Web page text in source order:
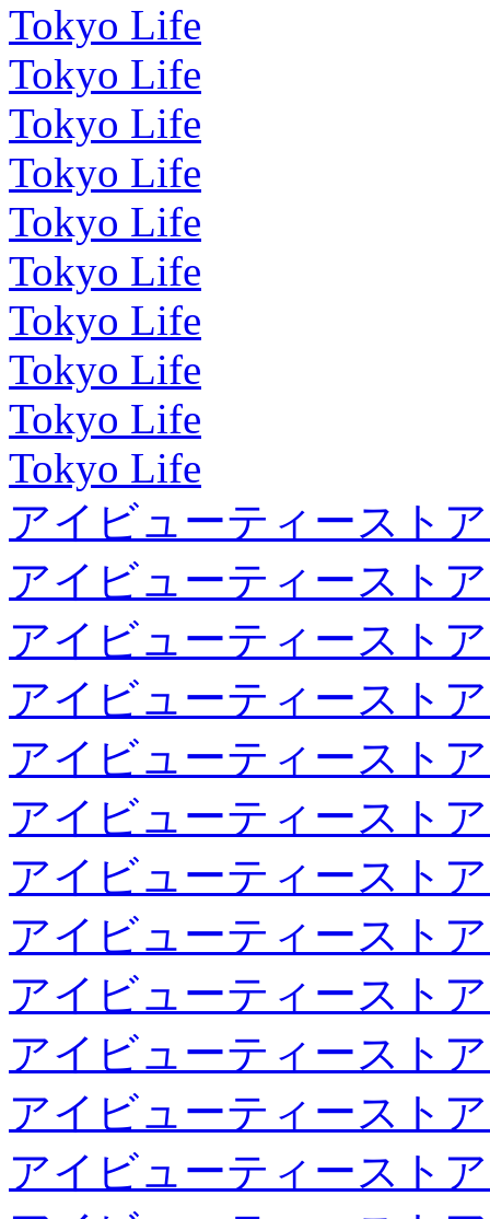
Tokyo Life
Tokyo Life
Tokyo Life
Tokyo Life
Tokyo Life
Tokyo Life
Tokyo Life
Tokyo Life
Tokyo Life
Tokyo Life
アイビューティースト
アイビューティースト
アイビューティースト
アイビューティースト
アイビューティースト
アイビューティースト
アイビューティースト
アイビューティースト
アイビューティースト
アイビューティースト
アイビューティースト
アイビューティースト